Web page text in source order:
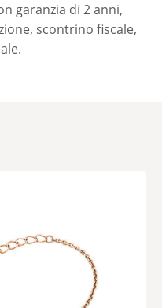
garanzia di 2 anni,
scontrino fiscale,